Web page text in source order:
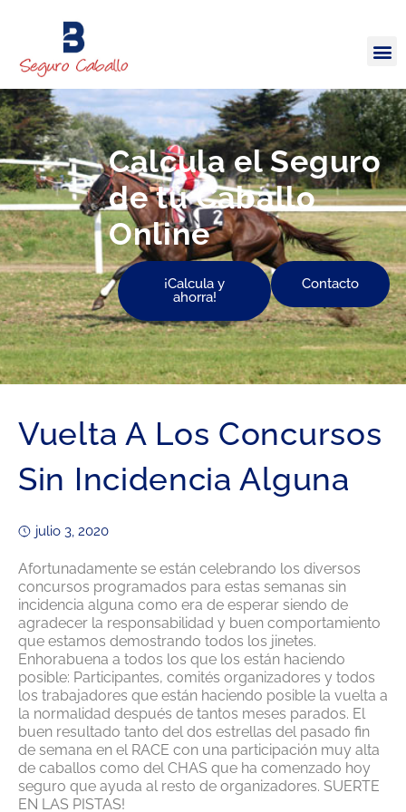
Calcula el Seguro
de tu Caballo
Online
¡Calcula y
ahorra!
Contacto
Vuelta A Los Concursos
Sin Incidencia Alguna
julio 3, 2020
Afortunadamente se están celebrando los diversos
concursos programados para estas semanas sin
incidencia alguna como era de esperar siendo de
agradecer la responsabilidad y buen comportamiento
que estamos demostrando todos los jinetes.
Enhorabuena a todos los que los están haciendo
posible: Participantes, comités organizadores y todos
los trabajadores que están haciendo posible la vuelta a
la normalidad después de tantos meses parados. El
buen resultado tanto del dos estrellas del pasado fin
de semana en el RACE con una participación muy alta
de caballos como del CHAS que ha comenzado hoy
seguro que ayuda al resto de organizadores. SUERTE
EN LAS PISTAS!